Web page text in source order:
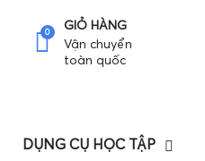
0
GIỎ HÀNG
Vận chuyển
toàn quốc
DỤNG CỤ HỌC TẬP